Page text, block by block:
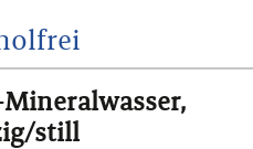
still